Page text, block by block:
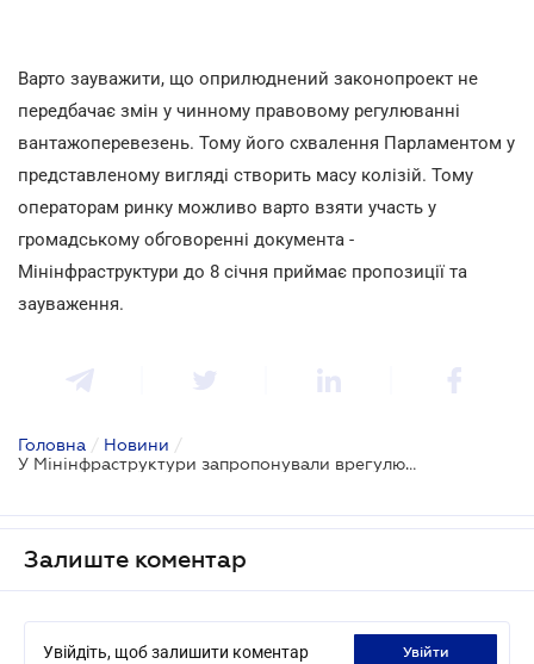
Варто зауважити, що оприлюднений законопроект не
передбачає змін у чинному правовому регулюванні
вантажоперевезень. Тому його схвалення Парламентом у
представленому вигляді створить масу колізій. Тому
операторам ринку можливо варто взяти участь у
громадському обговоренні документа -
Мінінфраструктури до 8 січня приймає пропозиції та
зауваження.
Головна / Новини /
У Мінінфраструктури запропонували врегулювати трансфери вантажів двома і більше видами транспорту
Залиште коментар
Увійдіть, щоб залишити коментар увійти